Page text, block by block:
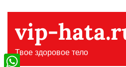
содержимому
vip-
Твое здоровое тело